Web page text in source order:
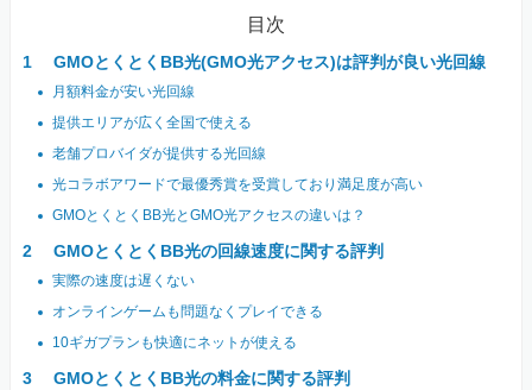
目次
GMOとくとくBB光(GMO光アクセス)は評判が良い光回線
月額料金が安い光回線
提供エリアが広く全国で使える
老舗プロバイダが提供する光回線
光コラボアワードで最優秀賞を受賞しており満足度が高い
GMOとくとくBB光とGMO光アクセスの違いは？
GMOとくとくBB光の回線速度に関する評判
実際の速度は遅くない
オンラインゲームも問題なくプレイできる
10ギガプランも快適にネットが使える
GMOとくとくBB光の料金に関する評判